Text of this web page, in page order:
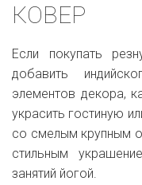
КОВЕР
Если покупать
добавить
элементов декора,
украсить гостиную
со смелым крупным
стильным
занятий йогой.